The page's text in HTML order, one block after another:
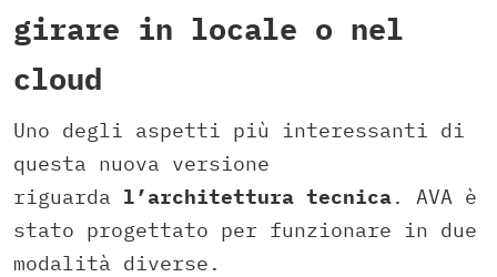
girare in locale o nel
cloud
Uno degli aspetti più interessanti di
questa nuova versione
riguarda l’architettura tecnica. AVA è
stato progettato per funzionare in due
modalità diverse.